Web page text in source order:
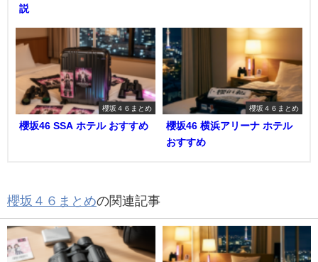
説
櫻坂４６まとめ
櫻坂46 SSA ホテル おすすめ
櫻坂４６まとめ
櫻坂46 横浜アリーナ ホテル
おすすめ
櫻坂４６まとめの関連記事